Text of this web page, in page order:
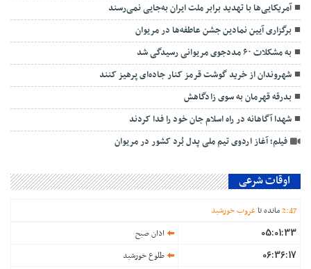
آمریکایی‌ها با تهدید برابر ملت ایران به‌جایی نمی‌رسند
برگزاری آیین نمادین جشن عاطفه‌ها در مریوان
به مشکلات ۶۰ مددجوی مریوانی رسیدگی شد
شهروندان از خرید گوشت قرمز کنار جاده‌ای پرهیز کنند
بدرقه قهرمان به سوی زادگاهش
شهدا آگاهانه در راه اسلام جان خود را فدا کردند
فیلم؛ آغاز اردوی تیم ملی پدل بُرد کشور در مریوان
اوقات شرعی
2:47 مانده تا غروب خورشید
05:01:33 اذان صبح
06:36:17 طلوع خورشید